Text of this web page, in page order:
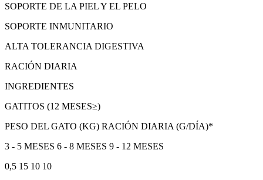
SOPORTE DE LA PIEL Y EL PELO
SOPORTE INMUNITARIO
ALTA TOLERANCIA DIGESTIVA
RACIÓN DIARIA
INGREDIENTES
GATITOS (12 MESES≥)
PESO DEL GATO (KG) RACIÓN DIARIA (G/DÍA)*
3 - 5 MESES 6 - 8 MESES 9 - 12 MESES
0,5 15 10 10